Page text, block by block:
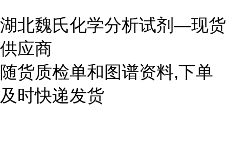
湖北魏氏化学分析试剂—现货
供应商
随货质检单和图谱资料,下单
及时快递发货